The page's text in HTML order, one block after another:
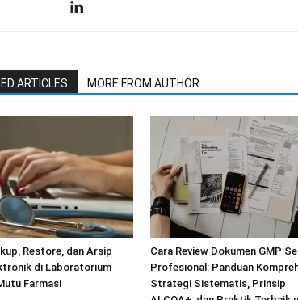
ARTICLES MORE FROM AUTHOR
Restore, dan Arsip
di Laboratorium
Farmasi
Cara Review Dokumen GMP
Profesional: Panduan
Strategi Sistematis, Prinsip